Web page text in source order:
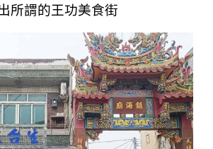
所謂的王功美食街